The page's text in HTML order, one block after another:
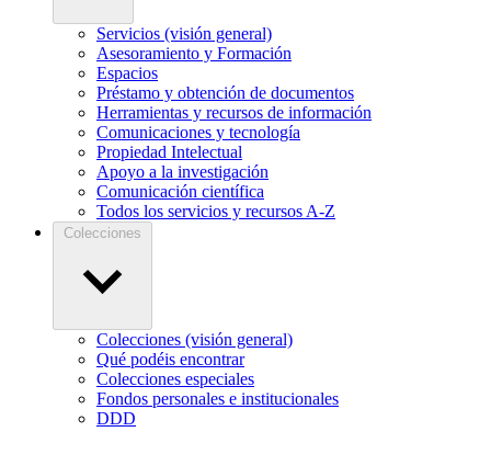
Servicios (visión general)
Asesoramiento y Formación
Espacios
Préstamo y obtención de documentos
Herramientas y recursos de información
Comunicaciones y tecnología
Propiedad Intelectual
Apoyo a la investigación
Comunicación científica
Todos los servicios y recursos A-Z
Colecciones
Colecciones (visión general)
Qué podéis encontrar
Colecciones especiales
Fondos personales e institucionales
DDD